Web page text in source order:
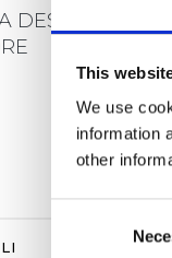
This
We use
information
other
DESSERT